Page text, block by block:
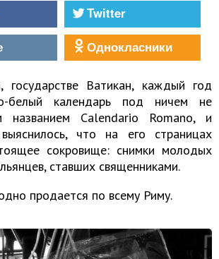
Twitter
Однокласники
Ватикан, каждый год
белый календарь под ничем не
названием Calendario Romano, и
что на его страницах
сокровище: снимки молодых
ставших священниками.
продается по всему Риму.